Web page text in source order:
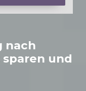
nach
und